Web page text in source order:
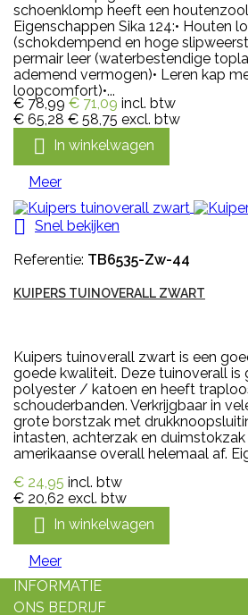
schoenklomp heeft een
Eigenschappen Sika 124:• Houten
(schokdempend en hoge
permair leer (waterbestendige
ademend vermogen)• Leren kap
loopcomfort)•...
€ 78,99 € 71,09 incl. btw
€ 65,28 € 58,75 excl. btw
 In winkelwagen
Meer
 Snel bekijken
Referentie: TB6535-Zw-44
KUIPERS TUINOVERALL ZWART
Kuipers tuinoverall zwart is een
goede kwaliteit. Deze tuinoverall is
polyester / katoen en heeft
schouderbanden. Verkrijgbaar in
grote borstzak met
intasten, achterzak en
amerikaanse overall helemaal af.
€ 24,95 incl. btw
€ 20,62 excl. btw
 In winkelwagen
Meer
INFORMATIE
ONS BEDRIJF